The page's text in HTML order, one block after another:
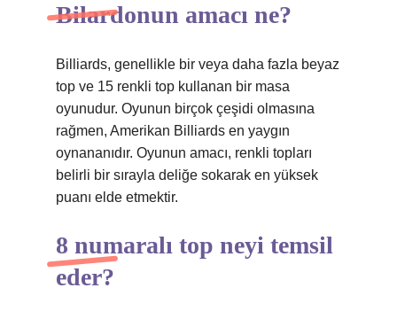
Bilardonun amacı ne?
Billiards, genellikle bir veya daha fazla beyaz
top ve 15 renkli top kullanan bir masa
oyunudur. Oyunun birçok çeşidi olmasına
rağmen, Amerikan Billiards en yaygın
oynananıdır. Oyunun amacı, renkli topları
belirli bir sırayla deliğe sokarak en yüksek
puanı elde etmektir.
8 numaralı top neyi temsil
eder?